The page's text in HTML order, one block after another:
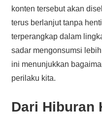
konten tersebut akan
terus berlanjut tanpa
terperangkap dalam
sadar mengonsumsi
ini menunjukkan
perilaku kita.
Dari Hiburan